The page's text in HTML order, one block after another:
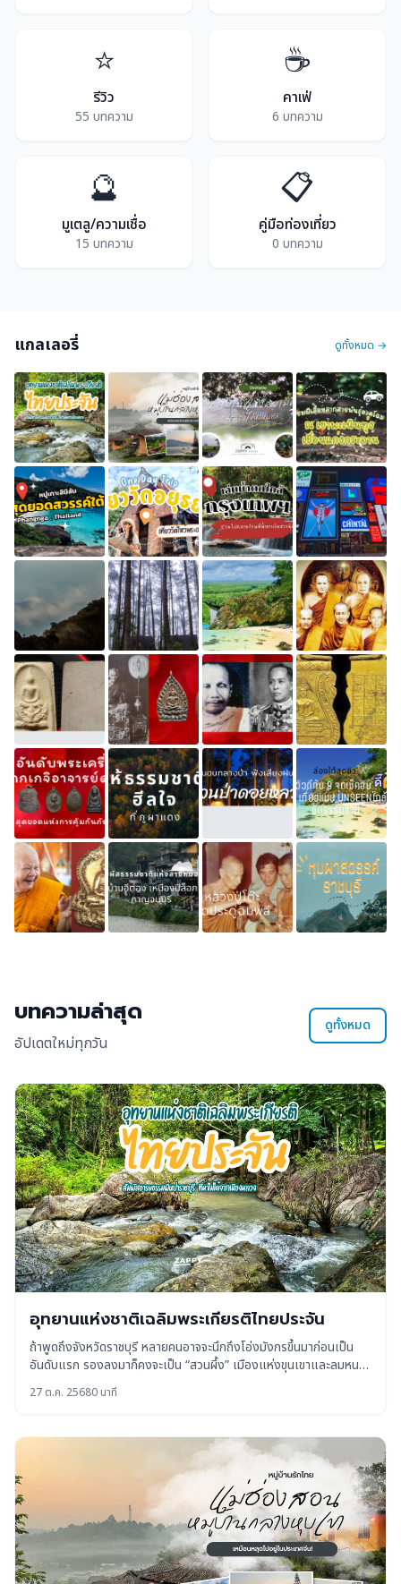
⭐
รีวิว
55 บทความ
☕
คาเฟ่
6 บทความ
🔮
มูเตลู/ความเชื่อ
15 บทความ
📋
คู่มือท่องเที่ยว
0 บทความ
แกลเลอรี่ ดูทั้งหมด →
บทความล่าสุด
อัปเดตใหม่ทุกวัน
ดูทั้งหมด
อุทยานแห่งชาติเฉลิมพระเกียรติไทยประจัน
ถ้าพูดถึงจังหวัดราชบุรี หลายคนอาจจะนึกถึงโอ่งมังกรขึ้นมาก่อนเป็น
อันดับแรก รองลงมาก็คงจะเป็น “สวนผึ้ง” เมืองแห่งขุนเขาและลมหนาว
หรือไม่ก็ “เขางู” สถานที่ถ่ายรูปยอดฮิตของสายท่องเที่ยวใกล้กรุง แต่มี
อยู่อีกที่หนึ่ง ที่ซ่อนตัวอยู่อย่างเงียบสงบในผืนป่าราชบุรี
27 ต.ค. 25680 นาที